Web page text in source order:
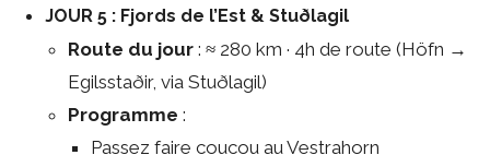
JOUR 5 : Fjords de l’Est & Stuðlagil
Route du jour : ≈ 280 km · 4h de route (Höfn →
Egilsstaðir, via Stuðlagil)
Programme :
Passez faire coucou au Vestrahorn